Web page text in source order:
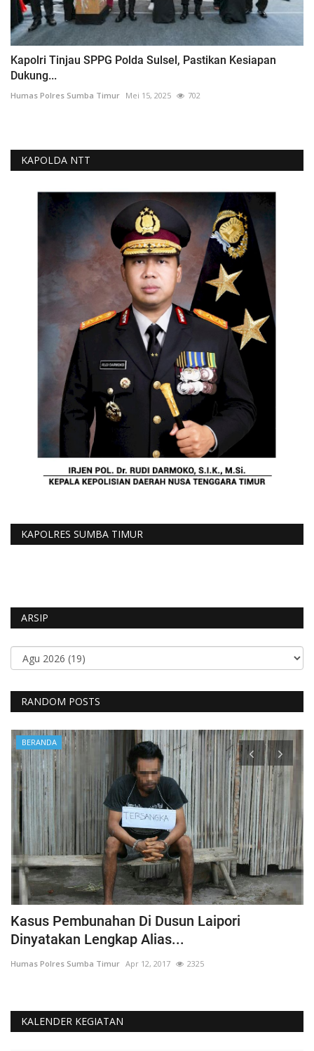
Kapolri Tinjau SPPG Polda Sulsel, Pastikan Kesiapan
Dukung...
Humas Polres Sumba Timur Mei 15, 2025 702
KAPOLDA NTT
KAPOLRES SUMBA TIMUR
ARSIP
RANDOM POSTS
BERANDA
Kasus Pembunahan Di Dusun Laipori
Dinyatakan Lengkap Alias...
Humas Polres Sumba Timur Apr 12, 2017 2325
KALENDER KEGIATAN